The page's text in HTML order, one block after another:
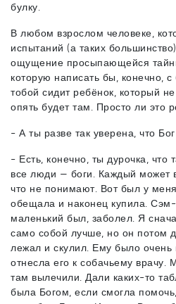
булку.
В любом взрослом человеке,
испытаний (а таких
ощущение просыпающейся
которую написать бы, конечно,
тобой сидит ребёнок, который
опять будет там. Просто ли это
- А ты разве так уверена, что Бог
- Есть, конечно, ты дурочка, что
все люди — боги. Каждый может
что не понимают. Вот был у
обещала и наконец купила.
маленький был, заболел. Я
само собой лучше, но он потом
лежал и скулил. Ему было очень
отнесла его к собачьему
там вылечили. Дали каких-то
была Богом, если смогла